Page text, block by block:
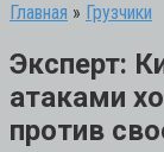
Главная » Грузчики
Эксперт:
атаками
против